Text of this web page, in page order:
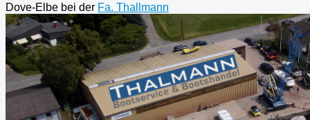
Dove-Elbe bei der Fa. Thallmann